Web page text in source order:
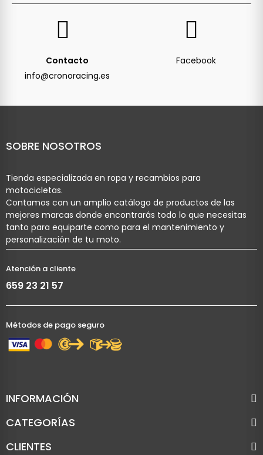
Contacto
info@cronoracing.es
Facebook
SOBRE NOSOTROS
Tienda especializada en ropa y recambios para
motocicletas.
Contamos con un amplio catálogo de productos de las
mejores marcas donde encontrarás todo lo que necesitas
tanto para equiparte como para el mantenimiento y
personalización de tu moto.
Atención a cliente
659 23 21 57
Métodos de pago seguro
INFORMACIÓN
CATEGORÍAS
CLIENTES